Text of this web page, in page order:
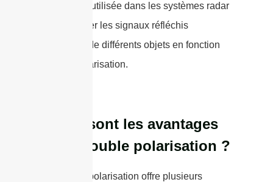
également utilisée dans les systèmes radar
pour séparer les signaux réfléchis
provenant de différents objets en fonction
de leur polarisation.
Quels sont les avantages
de la double polarisation ?
La double polarisation offre plusieurs